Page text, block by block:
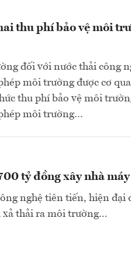
thu phí bảo vệ môi
đối với nước thải công
môi trường được cơ
thu phí bảo vệ môi
môi trường…
tỷ đồng xây nhà
nghệ tiên tiến, hiện đại
xả thải ra môi trường...